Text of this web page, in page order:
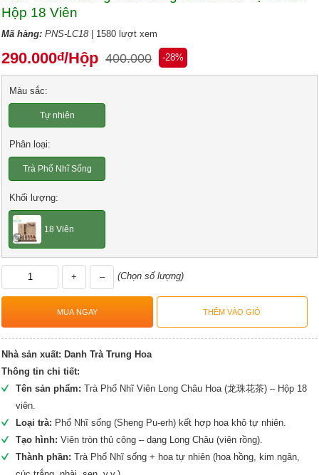
Hộp 18 Viên
Mã hàng:PNS-LC18 | 1580 lượt xem
290.000đ/Hộp 400.000 -28%
Màu sắc:
Tự nhiên
Phân loại:
Trà Phổ Nhĩ Sống
Khối lượng:
18 Viên
+ – (Chọn số lượng)
Nhà sản xuất: Danh Trà Trung Hoa
Thông tin chi tiết:
Tên sản phẩm: Trà Phổ Nhĩ Viên Long Châu Hoa (龙珠花茶) – Hộp 18
viên.
Loại trà: Phổ Nhĩ sống (Sheng Pu-erh) kết hợp hoa khô tự nhiên.
Tạo hình:Viên tròn thủ công – dạng Long Châu (viên rồng).
Thành phần:Trà Phổ Nhĩ sống + hoa tự nhiên (hoa hồng, kim ngân,